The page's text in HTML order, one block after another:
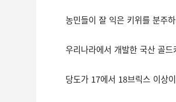
농민들이 잘 익은 키위를 분주
우리나라에서 개발한 국산 골
당도가 17에서 18브릭스 이상